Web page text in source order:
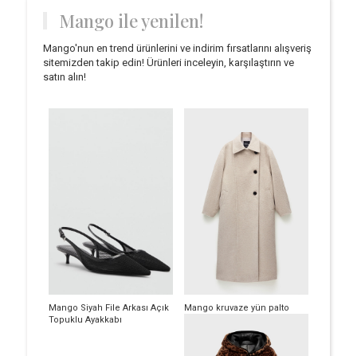
Mango ile yenilen!
Mango'nun en trend ürünlerini ve indirim fırsatlarını alışveriş
sitemizden takip edin! Ürünleri inceleyin, karşılaştırın ve
satın alın!
Mango Siyah File Arkası Açık
Topuklu Ayakkabı
Mango kruvaze yün palto